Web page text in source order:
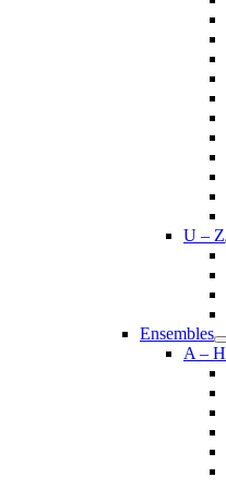
U – Z
Ensembles
A – H